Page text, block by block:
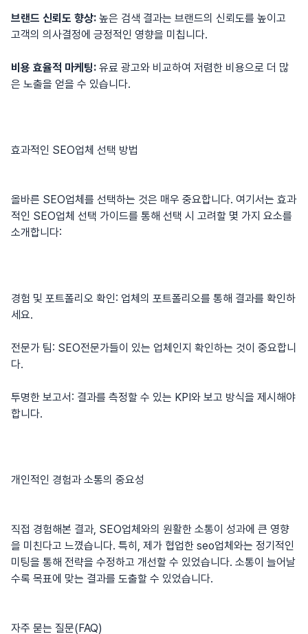
브랜드 신뢰도 향상: 높은 검색 결과는 브랜드의 신뢰도를 높이고
고객의 의사결정에 긍정적인 영향을 미칩니다.
비용 효율적 마케팅: 유료 광고와 비교하여 저렴한 비용으로 더 많
은 노출을 얻을 수 있습니다.
효과적인 SEO업체 선택 방법
올바른 SEO업체를 선택하는 것은 매우 중요합니다. 여기서는 효과
적인 SEO업체 선택 가이드를 통해 선택 시 고려할 몇 가지 요소를
소개합니다:
경험 및 포트폴리오 확인: 업체의 포트폴리오를 통해 결과를 확인하
세요.
전문가 팀: SEO전문가들이 있는 업체인지 확인하는 것이 중요합니
다.
투명한 보고서: 결과를 측정할 수 있는 KPI와 보고 방식을 제시해야
합니다.
개인적인 경험과 소통의 중요성
직접 경험해본 결과, SEO업체와의 원활한 소통이 성과에 큰 영향
을 미친다고 느꼈습니다. 특히, 제가 협업한 seo업체 와는 정기적인
미팅을 통해 전략을 수정하고 개선할 수 있었습니다. 소통이 늘어날
수록 목표에 맞는 결과를 도출할 수 있었습니다.
자주 묻는 질문(FAQ)